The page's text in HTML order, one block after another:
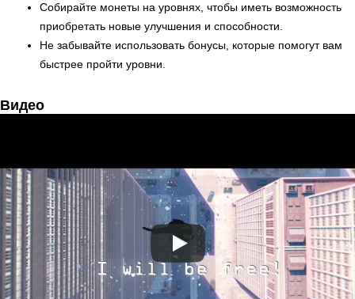
Собирайте монеты на уровнях, чтобы иметь возможность
приобретать новые улучшения и способности.
Не забывайте использовать бонусы, которые помогут вам
быстрее пройти уровни.
Видео